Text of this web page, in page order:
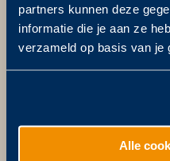
partners kunnen deze
informatie die je aan ze
verzameld op basis van je
Alle
Postadres
Postbus 811
5201 AV ‘s-
5211 NX ‘s-